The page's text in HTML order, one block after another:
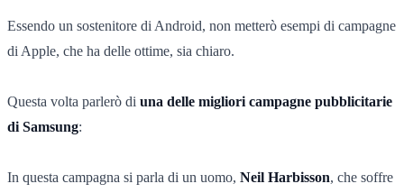
Essendo un sostenitore di Android, non metterò esempi di campagne
di Apple, che ha delle ottime, sia chiaro.
Questa volta parlerò di una delle migliori campagne pubblicitarie
di Samsung:
In questa campagna si parla di un uomo, Neil Harbisson, che soffre